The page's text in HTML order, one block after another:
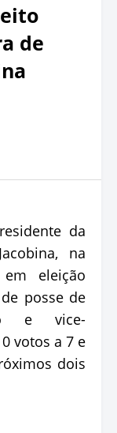
de
da
na
eleição
posse de
e vice-
votos a 7 e
dois